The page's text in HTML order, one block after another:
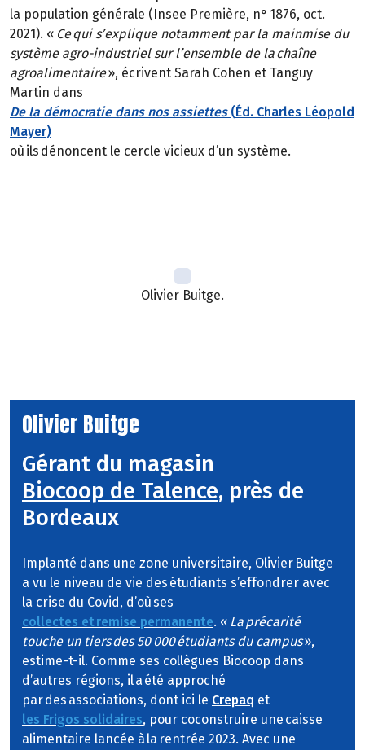
la population générale (Insee Première, n° 1876, oct.
2021). « Ce qui s’explique notamment par la mainmise du
système agro-industriel sur l’ensemble de la chaîne
agroalimentaire», écrivent Sarah Cohen et Tanguy
Martin dans
De la démocratie dans nos assiettes(Éd. Charles Léopold
Mayer)
où ils dénoncent le cercle vicieux d’un système.
Olivier Buitge.
Olivier Buitge
Gérant du magasin
Biocoop de Talence, près de
Bordeaux
Implanté dans une zone universitaire, Olivier Buitge
a vu le niveau de vie des étudiants s’effondrer avec
la crise du Covid, d’où ses
collectes et remise permanente. « La précarité
touche un tiers des 50 000 étudiants du campus»,
estime-t-il. Comme ses collègues Biocoop dans
d’autres régions, il a été approché
par des associations, dont ici le Crepaq et
les Frigos solidaires, pour coconstruire une caisse
alimentaire lancée à la rentrée 2023. Avec une